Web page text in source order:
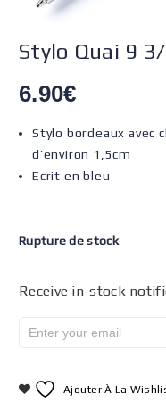
Stylo Quai 9
6.90€
Stylo bordeaux avec
d’environ 1,5cm
Ecrit en bleu
Rupture de stock
Receive in-stock
Ajouter À La